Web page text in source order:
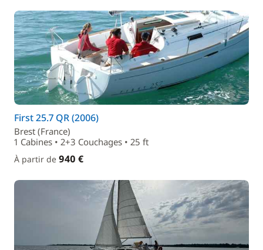
First 25.7 QR (2006)
Brest (France)
1 Cabines • 2+3 Couchages • 25 ft
À partir de 940 €